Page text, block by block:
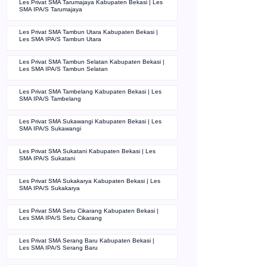
Les Privat SMA Tarumajaya Kabupaten Bekasi | Les
SMA IPA/S Tarumajaya
Les Privat SMA Tambun Utara Kabupaten Bekasi |
Les SMA IPA/S Tambun Utara
Les Privat SMA Tambun Selatan Kabupaten Bekasi |
Les SMA IPA/S Tambun Selatan
Les Privat SMA Tambelang Kabupaten Bekasi | Les
SMA IPA/S Tambelang
Les Privat SMA Sukawangi Kabupaten Bekasi | Les
SMA IPA/S Sukawangi
Les Privat SMA Sukatani Kabupaten Bekasi | Les
SMA IPA/S Sukatani
Les Privat SMA Sukakarya Kabupaten Bekasi | Les
SMA IPA/S Sukakarya
Les Privat SMA Setu Cikarang Kabupaten Bekasi |
Les SMA IPA/S Setu Cikarang
Les Privat SMA Serang Baru Kabupaten Bekasi |
Les SMA IPA/S Serang Baru